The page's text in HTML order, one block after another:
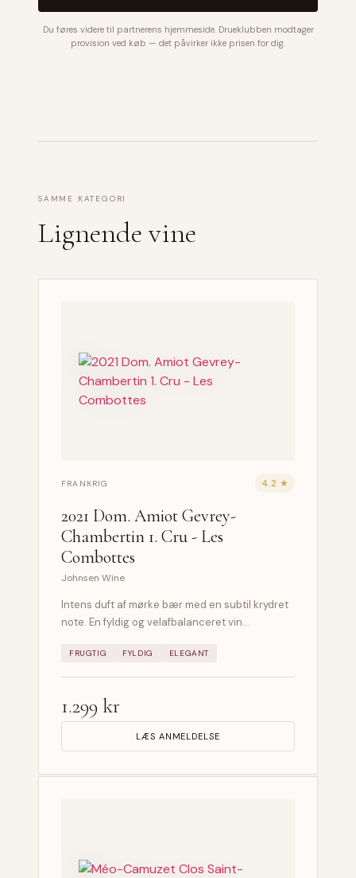
Du føres videre til partnerens hjemmeside. Drueklubben modtager
provision ved køb — det påvirker ikke prisen for dig.
SAMME KATEGORI
Lignende vine
FRANKRIG 4.2 ★
2021 Dom. Amiot Gevrey-
Chambertin 1. Cru - Les
Combottes
Johnsen Wine
Intens duft af mørke bær med en subtil krydret
note. En fyldig og velafbalanceret vin…
FRUGTIG FYLDIG ELEGANT
1.299 kr
LÆS ANMELDELSE